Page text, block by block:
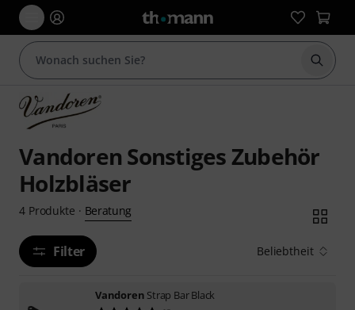
Suche
Vandoren Sonstiges Zubehör
Holzbläser
4 Produkte · Beratung
Filter Beliebtheit
Vandoren Strap Bar Black